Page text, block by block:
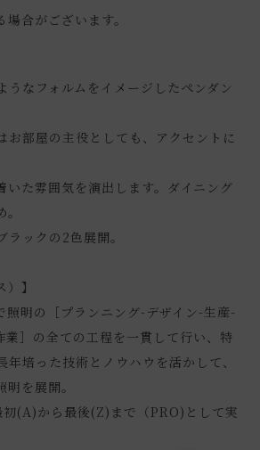
合がございます。
うなフォルムをイメージしたペンダン
お部屋の主役としても、アクセントに
いた雰囲気を演出します。ダイニング
ックの2色展開。
】
照明の［プランニング-デザイン-生産-
］の全ての工程を一貫して行い、特
年培った技術とノウハウを活かして、
を展開。
(A)から最後(Z)まで（PRO)として実